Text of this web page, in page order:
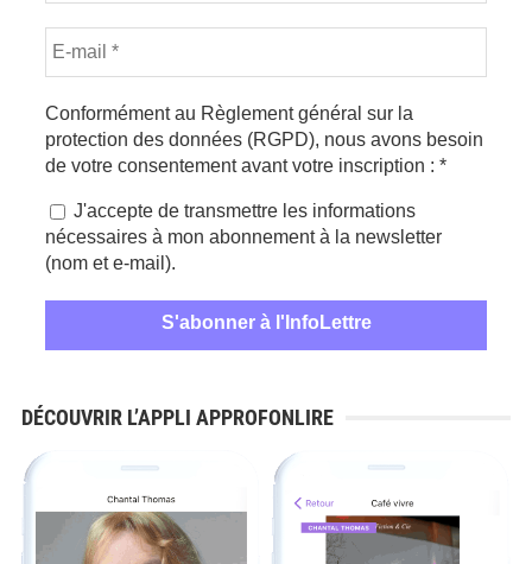
Conformément au Règlement général sur la
protection des données (RGPD), nous avons besoin
de votre consentement avant votre inscription : *
J'accepte de transmettre les informations
nécessaires à mon abonnement à la newsletter
(nom et e-mail).
DÉCOUVRIR L’APPLI APPROFONLIRE